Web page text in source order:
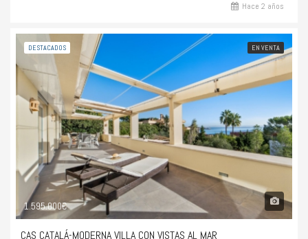
Hace 2 años
DESTACADOS EN VENTA
1.595.000€
CAS CATALÁ-MODERNA VILLA CON VISTAS AL MAR